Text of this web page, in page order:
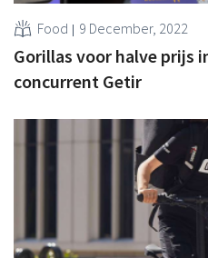
Food 9 December, 2022
Gorillas voor halve prijs
concurrent Getir